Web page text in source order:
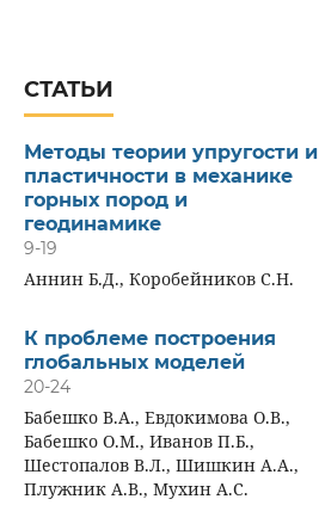
СТАТЬИ
Методы теории упругости и
пластичности в механике
горных пород и
геодинамике
9-19
Аннин Б.Д., Коробейников С.Н.
К проблеме построения
глобальных моделей
20-24
Бабешко В.А., Евдокимова О.В.,
Бабешко О.М., Иванов П.Б.,
Шестопалов В.Л., Шишкин А.А.,
Плужник А.В., Мухин А.С.